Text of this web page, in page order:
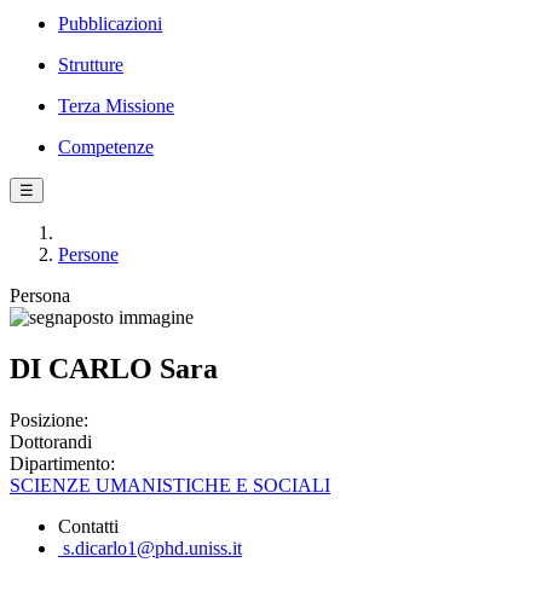
Pubblicazioni
Strutture
Terza Missione
Competenze
☰
Persone
Persona
DI CARLO Sara
Posizione:
Dottorandi
Dipartimento:
SCIENZE UMANISTICHE E SOCIALI
Contatti
s.dicarlo1@phd.uniss.it